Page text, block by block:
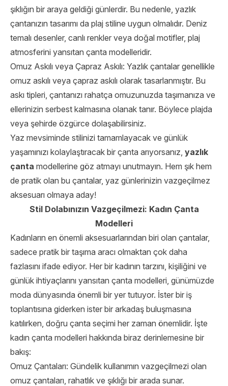
şıklığın bir araya geldiği günlerdir. Bu nedenle, yazlık
çantanızın tasarımı da plaj stiline uygun olmalıdır. Deniz
temalı desenler, canlı renkler veya doğal motifler, plaj
atmosferini yansıtan çanta modelleridir.
Omuz Askılı veya Çapraz Askılı: Yazlık çantalar genellikle
omuz askılı veya çapraz askılı olarak tasarlanmıştır. Bu
askı tipleri, çantanızı rahatça omuzunuzda taşımanıza ve
ellerinizin serbest kalmasına olanak tanır. Böylece plajda
veya şehirde özgürce dolaşabilirsiniz.
Yaz mevsiminde stilinizi tamamlayacak ve günlük
yaşamınızı kolaylaştıracak bir çanta arıyorsanız, yazlık
çanta modellerine göz atmayı unutmayın. Hem şık hem
de pratik olan bu çantalar, yaz günlerinizin vazgeçilmez
aksesuarı olmaya aday!
Stil Dolabınızın Vazgeçilmezi: Kadın Çanta
Modelleri
Kadınların en önemli aksesuarlarından biri olan çantalar,
sadece pratik bir taşıma aracı olmaktan çok daha
fazlasını ifade ediyor. Her bir kadının tarzını, kişiliğini ve
günlük ihtiyaçlarını yansıtan çanta modelleri, günümüzde
moda dünyasında önemli bir yer tutuyor. İster bir iş
toplantısına giderken ister bir arkadaş buluşmasına
katılırken, doğru çanta seçimi her zaman önemlidir. İşte
kadın çanta modelleri hakkında biraz derinlemesine bir
bakış:
Omuz Çantaları: Gündelik kullanımın vazgeçilmezi olan
omuz çantaları, rahatlık ve şıklığı bir arada sunar.